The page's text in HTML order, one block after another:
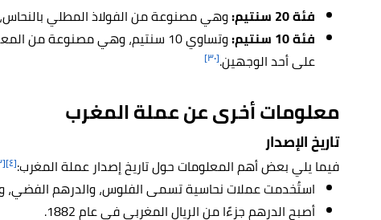
فئة 20 سنتيم:
وهي مصنوعة من الفولاذ المطلي
فئة 10 سنتيم:
وتساوي 10 سنتيم، وهي مصنوعة
على أحد الوجهين.[٣٠]
معلومات أخرى عن عملة المغرب
تاريخ الإصدار
فيما يلي بعض أهم المعلومات حول تاريخ إصدار عملة المغرب:[٤] [٣]
استُخدمت عملات نحاسية تسمى الفلوس، والدرهم الفضي،
أصبح الدرهم جزءًا من الريال المغربي في عام 1882.